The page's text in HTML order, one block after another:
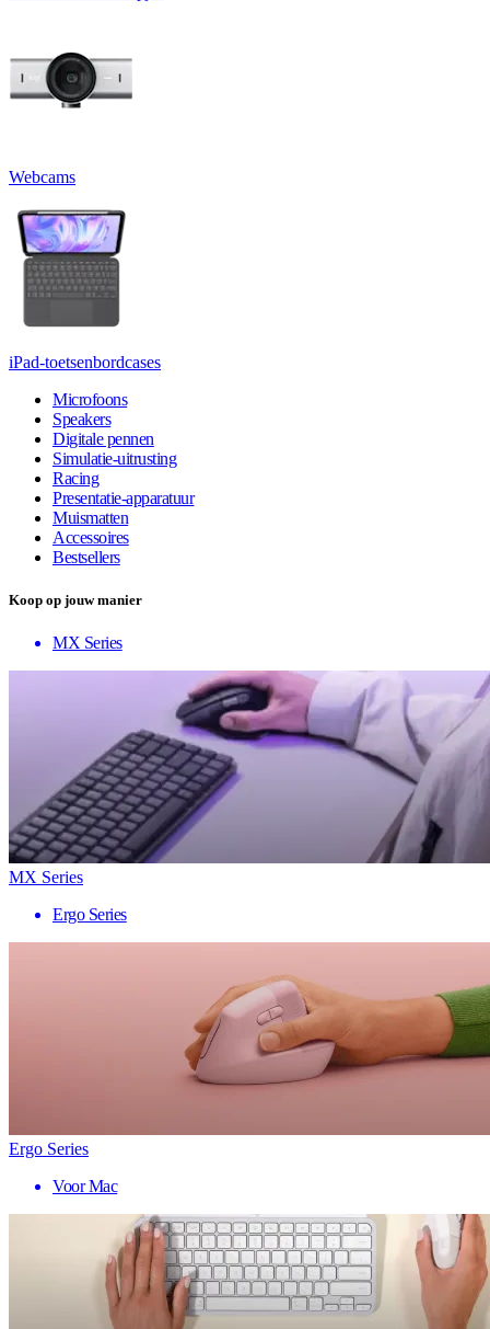
Webcams
iPad-toetsenbordcases
Microfoons
Speakers
Digitale pennen
Simulatie-uitrusting
Racing
Presentatie-apparatuur
Muismatten
Accessoires
Bestsellers
Koop op jouw manier
MX Series
MX Series
Ergo Series
Ergo Series
Voor Mac